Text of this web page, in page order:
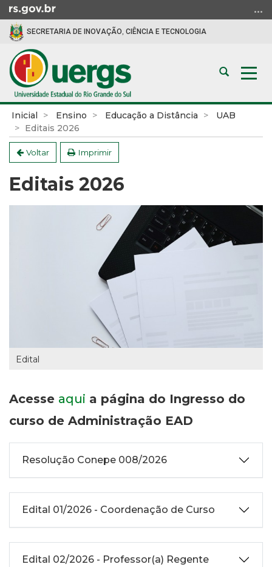
para
conteúdo
para
menu
para
busca
SECRETARIA DE INOVAÇÃO, CIÊNCIA E TECNOLOGIA
Abrir
busca
Início
conteúdo
Inicial Ensino Educação a Distância
UAB
Editais 2026
Voltar Imprimir
Editais 2026
Edital
Acesse aqui a página do Ingresso do
curso de Administração EAD
Resolução Conepe 008/2026
Edital 01/2026 - Coordenação de Curso
Edital 02/2026 - Professor(a) Regente